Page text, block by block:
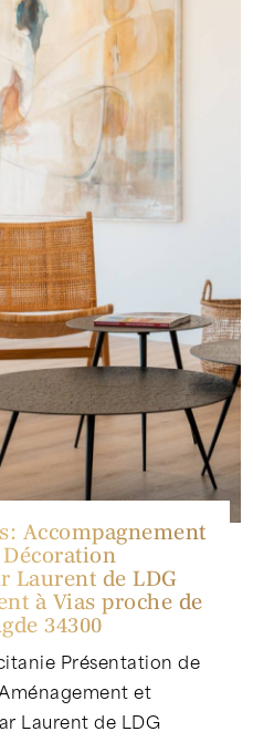
Accompagnement
Laurent de LDG
à Vias proche de
34300
Présentation de
et
Laurent de LDG